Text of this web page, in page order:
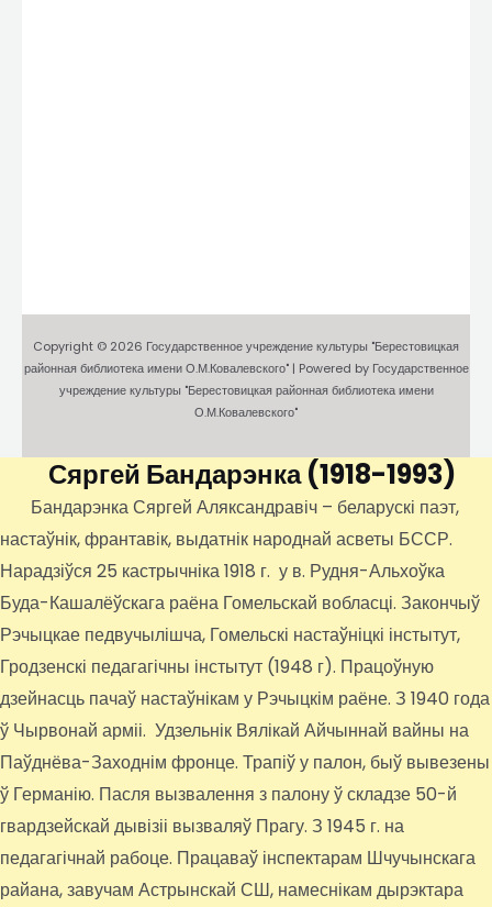
Copyright © 2026 Государственное учреждение культуры "Берестовицкая
районная библиотека имени О.М.Ковалевского" | Powered by Государственное
учреждение культуры "Берестовицкая районная библиотека имени
О.М.Ковалевского"
Сяргей Бандарэнка(1918-1993)
Бандарэнка Сяргей Аляксандравіч – беларускі паэт,
настаўнік, франтавік, выдатнік народнай асветы БССР.
Нарадзіўся 25 кастрычніка 1918 г. у в. Рудня-Альхоўка
Буда-Кашалёўскага раёна Гомельскай вобласці. Закончыў
Рэчыцкае педвучылішча, Гомельскі настаўніцкі інстытут,
Гродзенскі педагагічны інстытут (1948 г). Працоўную
дзейнасць пачаў настаўнікам у Рэчыцкім раёне. З 1940 года
ў Чырвонай арміі. Удзельнік Вялікай Айчыннай вайны на
Паўднёва-Заходнім фронце. Трапіў у палон, быў вывезены
ў Германію. Пасля вызвалення з палону ў складзе 50-й
гвардзейскай дывізіі вызваляў Прагу. З 1945 г. на
педагагічнай рабоце. Працаваў інспектарам Шчучынскага
райана, завучам Астрынскай СШ, намеснікам дырэктара